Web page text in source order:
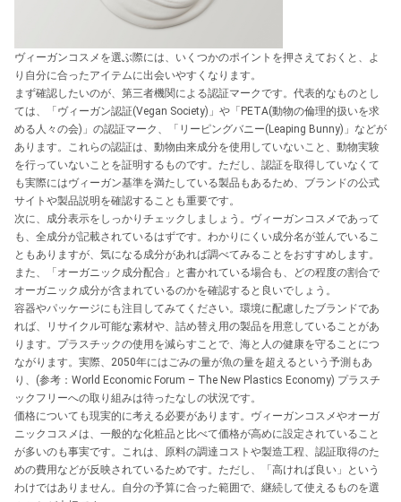
ヴィーガンコスメを選ぶ際には、いくつかのポイントを押さえておくと、よ
り自分に合ったアイテムに出会いやすくなります。
まず確認したいのが、第三者機関による認証マークです。代表的なものとし
ては、「ヴィーガン認証(Vegan Society)」や「PETA(動物の倫理的扱いを求
める人々の会)」の認証マーク、「リーピングバニー(Leaping Bunny)」などが
あります。これらの認証は、動物由来成分を使用していないこと、動物実験
を行っていないことを証明するものです。ただし、認証を取得していなくて
も実際にはヴィーガン基準を満たしている製品もあるため、ブランドの公式
サイトや製品説明を確認することも重要です。
次に、成分表示をしっかりチェックしましょう。ヴィーガンコスメであって
も、全成分が記載されているはずです。わかりにくい成分名が並んでいるこ
ともありますが、気になる成分があれば調べてみることをおすすめします。
また、「オーガニック成分配合」と書かれている場合も、どの程度の割合で
オーガニック成分が含まれているのかを確認すると良いでしょう。
容器やパッケージにも注目してみてください。環境に配慮したブランドであ
れば、リサイクル可能な素材や、詰め替え用の製品を用意していることがあ
ります。プラスチックの使用を減らすことで、海と人の健康を守ることにつ
ながります。実際、2050年にはごみの量が魚の量を超えるという予測もあ
り、(参考：World Economic Forum – The New Plastics Economy) プラスチ
ックフリーへの取り組みは待ったなしの状況です。
価格についても現実的に考える必要があります。ヴィーガンコスメやオーガ
ニックコスメは、一般的な化粧品と比べて価格が高めに設定されていること
が多いのも事実です。これは、原料の調達コストや製造工程、認証取得のた
めの費用などが反映されているためです。ただし、「高ければ良い」という
わけではありません。自分の予算に合った範囲で、継続して使えるものを選